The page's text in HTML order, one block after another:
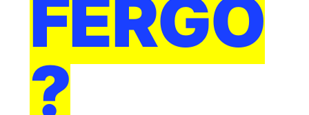
FERGO
?